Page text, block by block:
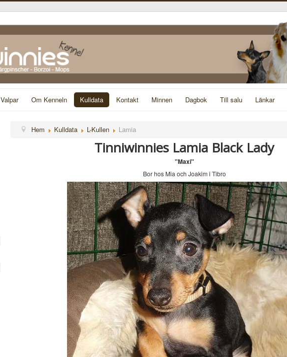
Valpar Om Kenneln Kulldata Kontakt Minnen Dagbok Till salu Länkar
Hem Kulldata L-Kullen Lamia
Tinniwinnies Lamia Black Lady
"Maxi"
Bor hos Mia och Joakim i Tibro